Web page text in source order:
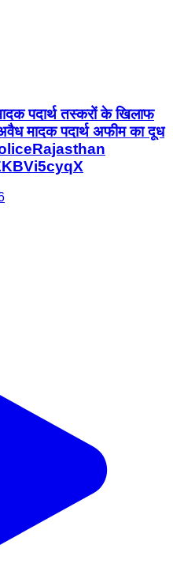
पदार्थ तस्करों के खिलाफ
मादक पदार्थ अफीम का दूध